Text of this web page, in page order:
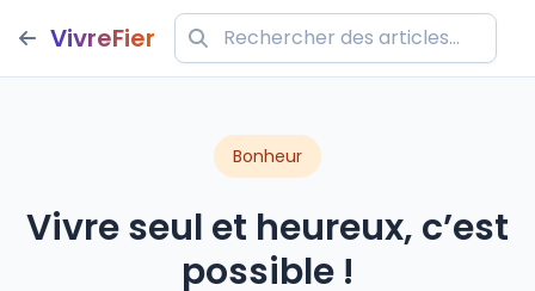
VivreFier
Bonheur
Vivre seul et heureux, c’est
possible !